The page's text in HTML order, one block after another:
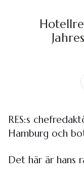
RES:s
Hamburg och
Det här är hans